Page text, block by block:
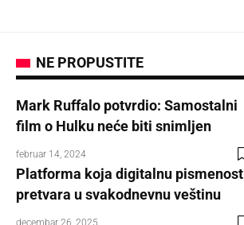
NE PROPUSTITE
Mark Ruffalo potvrdio: Samostalni
film o Hulku neće biti snimljen
februar 14, 2024
Platforma koja digitalnu pismenost
pretvara u svakodnevnu veštinu
decembar 26, 2025